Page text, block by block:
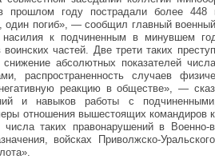
прошлом году пострадали более 448
один погиб», — сообщил главный
насилия к подчиненным в минувшем
частей. Две трети таких
абсолютных показателей
распространенность случаев
реакцию в обществе», —
и навыков работы с подчиненными,
отношения вышестоящих командиров
таких правонарушений в Военно-
войсках Приволжско-